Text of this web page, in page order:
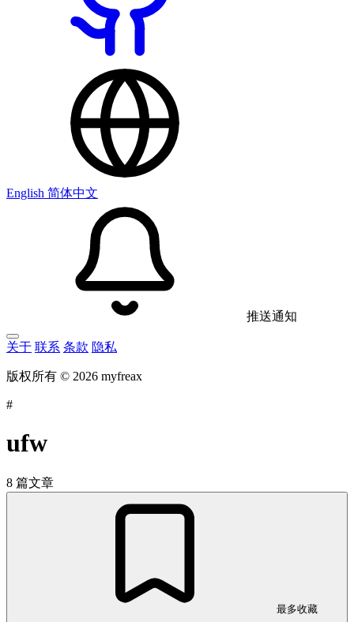
English 简体中文
推送通知
关于 联系 条款 隐私
版权所有 © 2026 myfreax
#
ufw
8 篇文章
最多收藏